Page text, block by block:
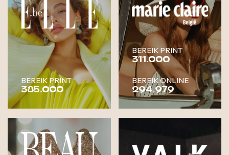
BEREIK PRINT
385.000
BEREIK PRINT
311.000
BEREIK ONLINE
294.979